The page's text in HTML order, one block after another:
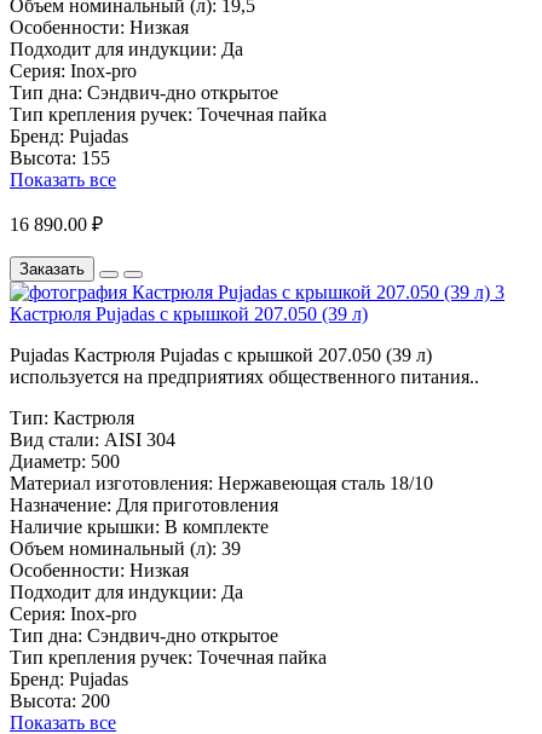
Объем номинальный (л): 19,5
Особенности: Низкая
Подходит для индукции: Да
Серия: Inox-pro
Тип дна: Сэндвич-дно открытое
Тип крепления ручек: Точечная пайка
Бренд: Pujadas
Высота: 155
Показать все
16 890.00 ₽
Заказать
Кастрюля Pujadas с крышкой 207.050 (39 л)
Pujadas Кастрюля Pujadas с крышкой 207.050 (39 л)
используется на предприятиях общественного питания..
Тип: Кастрюля
Вид стали: AISI 304
Диаметр: 500
Материал изготовления: Нержавеющая сталь 18/10
Назначение: Для приготовления
Наличие крышки: В комплекте
Объем номинальный (л): 39
Особенности: Низкая
Подходит для индукции: Да
Серия: Inox-pro
Тип дна: Сэндвич-дно открытое
Тип крепления ручек: Точечная пайка
Бренд: Pujadas
Высота: 200
Показать все